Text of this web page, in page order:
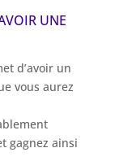
UNE
d’avoir un
vous aurez
gagnez ainsi